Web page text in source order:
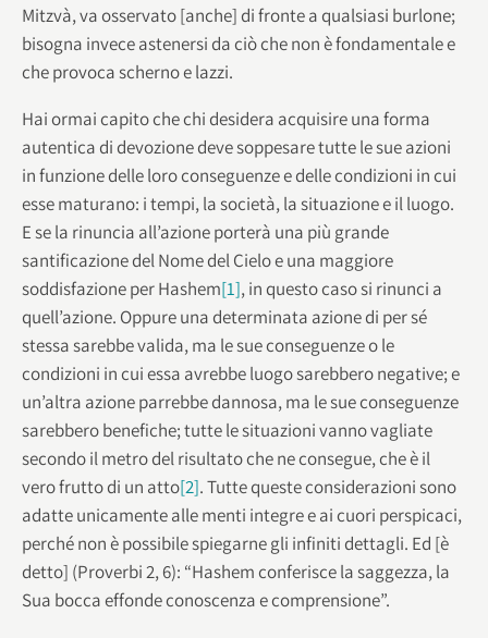
Mitzvà, va osservato [anche] di fronte a qualsiasi burlone;
bisogna invece astenersi da ciò che non è fondamentale e
che provoca scherno e lazzi.
Hai ormai capito che chi desidera acquisire una forma
autentica di devozione deve soppesare tutte le sue azioni
in funzione delle loro conseguenze e delle condizioni in cui
esse maturano: i tempi, la società, la situazione e il luogo.
E se la rinuncia all’azione porterà una più grande
santificazione del Nome del Cielo e una maggiore
soddisfazione per Hashem[1], in questo caso si rinunci a
quell’azione. Oppure una determinata azione di per sé
stessa sarebbe valida, ma le sue conseguenze o le
condizioni in cui essa avrebbe luogo sarebbero negative; e
un’altra azione parrebbe dannosa, ma le sue conseguenze
sarebbero benefiche; tutte le situazioni vanno vagliate
secondo il metro del risultato che ne consegue, che è il
vero frutto di un atto[2]. Tutte queste considerazioni sono
adatte unicamente alle menti integre e ai cuori perspicaci,
perché non è possibile spiegarne gli infiniti dettagli. Ed [è
detto] (Proverbi 2, 6): “Hashem conferisce la saggezza, la
Sua bocca effonde conoscenza e comprensione”.